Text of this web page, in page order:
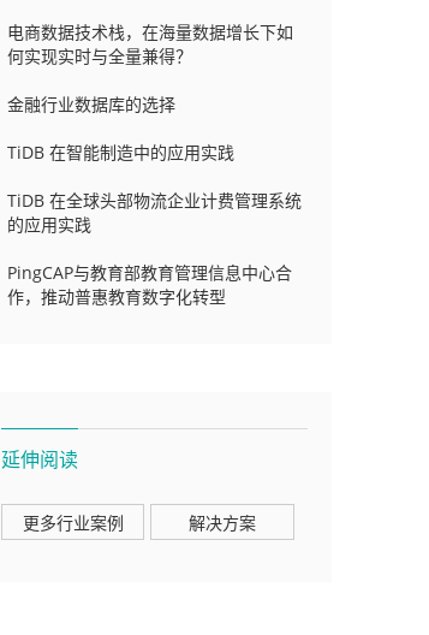
电商数据技术栈，在海量数据增长下如
何实现实时与全量兼得？
金融行业数据库的选择
TiDB 在智能制造中的应用实践
TiDB 在全球头部物流企业计费管理系统
的应用实践
PingCAP与教育部教育管理信息中心合
作，推动普惠教育数字化转型
延伸阅读
更多行业案例 解决方案